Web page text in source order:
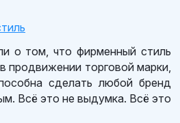
о том, что фирменный стиль
продвижении торговой марки,
сделать любой бренд
Всё это не выдумка. Всё это